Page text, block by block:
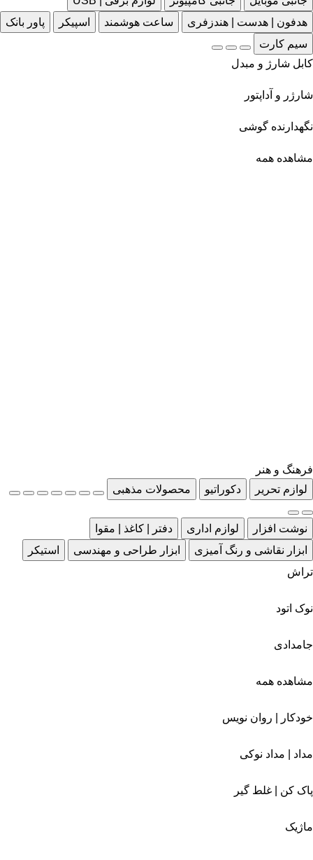
هدفون | هدست | هندزفری
ساعت هوشمند اسپیکر
پاور بانک
سیم کارت
کابل شارژ و مبدل
شارژر و آداپتور
نگهدارنده گوشی
مشاهده همه
فرهنگ و هنر
لوازم تحریر
دکوراتیو محصولات مذهبی
نوشت افزار لوازم اداری
دفتر | کاغذ | مقوا
ابزار نقاشی و رنگ آمیزی
ابزار طراحی و مهندسی
استیکر
تراش
نوک اتود
جامدادی
مشاهده همه
خودکار | روان نویس
مداد | مداد نوکی
پاک کن | غلط گیر
ماژیک